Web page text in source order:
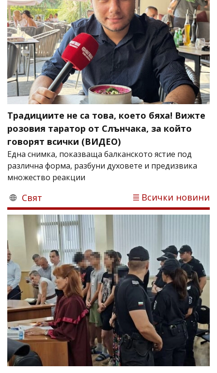
Традициите не са това, което бяха! Вижте
розовия таратор от Слънчака, за който
говорят всички (ВИДЕО)
Една снимка, показваща балканското ястие под
различна форма, разбуни духовете и предизвика
множество реакции
Свят Всички новини